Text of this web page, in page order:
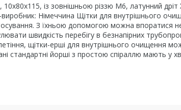
із зовнішньою різзю М6, латунний
виробник: Німеччина Щітки для внутрішнього
З їхньою допомогою можна впоратися
швидкість перебігу в безнапірних
щітки-ерші для внутрішнього очищення
стандартні йорші з простою спіраллю мають у